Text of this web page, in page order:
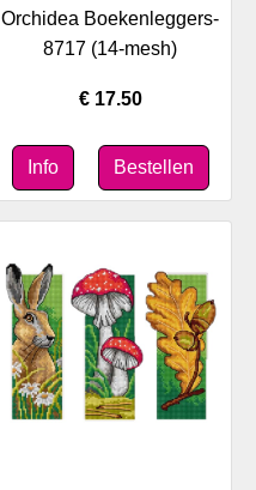
Orchidea Boekenleggers-
8717 (14-mesh)
€ 17.50